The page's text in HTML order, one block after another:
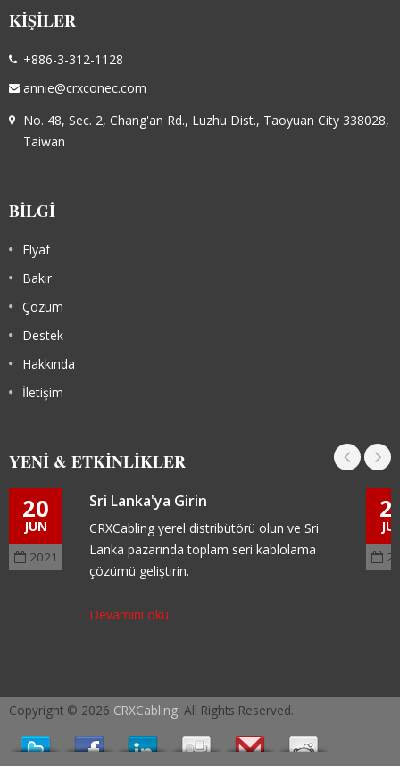
KIŞILER
+886-3-312-1128
annie@crxconec.com
No. 48, Sec. 2, Chang'an Rd., Luzhu Dist., Taoyuan City 338028,
Taiwan
BILGI
Elyaf
Bakır
Çözüm
Destek
Hakkında
İletişim
YENI & ETKINLIKLER
20
JUN
2021
Sri Lanka'ya Girin
CRXCabling yerel distribütörü olun ve Sri
Lanka pazarında toplam seri kablolama
çözümü geliştirin.
Devamını oku
Copyright © 2026 CRXCabling. All Rights Reserved.